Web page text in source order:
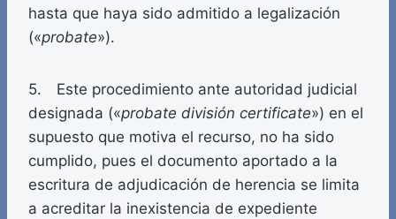
hasta que haya sido admitido a legalización
(«probate»).
5. Este procedimiento ante autoridad judicial
designada («probate división certificate») en el
supuesto que motiva el recurso, no ha sido
cumplido, pues el documento aportado a la
escritura de adjudicación de herencia se limita
a acreditar la inexistencia de expediente